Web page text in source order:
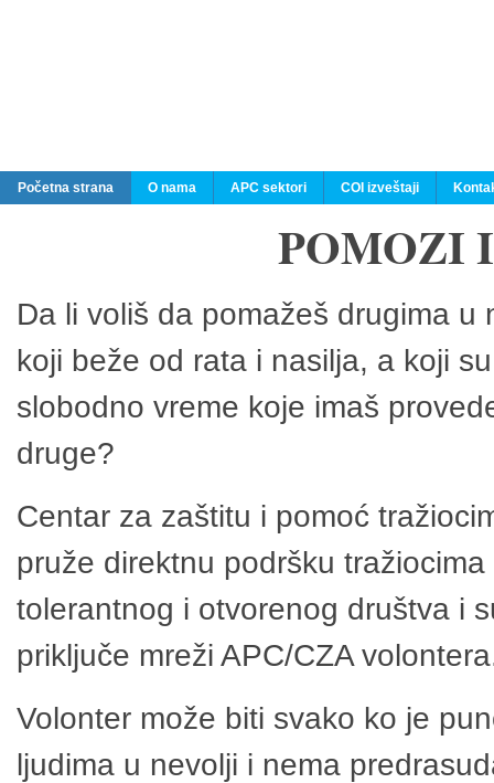
Početna strana O nama APC sektori COI izveštaji
POMOZI
Da li voliš da pomažeš drugima
koji beže od rata i nasilja, a koji
slobodno vreme koje imaš
druge?
Centar za zaštitu i pomoć
pruže direktnu podršku
tolerantnog i otvorenog društva i
priključe mreži APC/CZA
Volonter može biti svako ko je
ljudima u nevolji i nema